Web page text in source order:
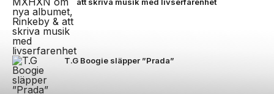
T.G Boogie släpper ”Prada”